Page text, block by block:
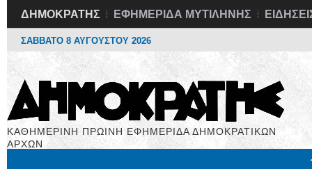
ΔΗΜΟΚΡΑΤΗΣ ΕΦΗΜΕΡΙΔΑ ΜΥΤΙΛΗΝΗΣ
ΣΑΒΒΑΤΟ 8 ΑΥΓΟΥΣΤΟΥ 2026
ΚΑΘΗΜΕΡΙΝΗ ΠΡΩΙΝΗ ΕΦΗΜΕΡΙΔΑ ΔΗΜΟΚΡΑΤΙΚΩΝ
ΑΡΧΩΝ